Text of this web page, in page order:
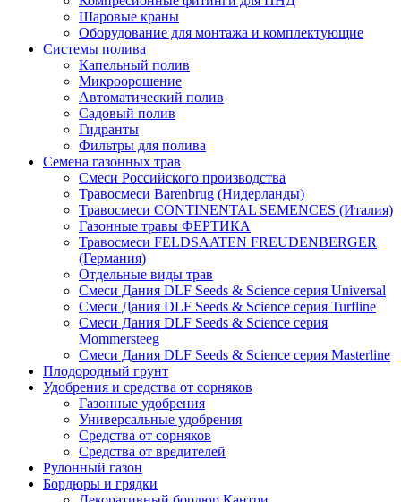
Шаровые краны
Оборудование для монтажа и комплектующие
Системы полива
Капельный полив
Микроорошение
Автоматический полив
Садовый полив
Гидранты
Фильтры для полива
Семена газонных трав
Смеси Российского производства
Травосмеси Barenbrug (Нидерланды)
Травосмеси CONTINENTAL SEMENCES (Италия)
Газонные травы ФЕРТИКА
Травосмеси FELDSAATEN FREUDENBERGER
(Германия)
Отдельные виды трав
Смеси Дания DLF Seeds & Sciеnce серия Universal
Смеси Дания DLF Seeds & Sciеnce серия Turfline
Смеси Дания DLF Seeds & Sciеnce серия
Mommersteeg
Смеси Дания DLF Seeds & Sciеnce серия Masterline
Плодородный грунт
Удобрения и средства от сорняков
Газонные удобрения
Универсальные удобрения
Средства от сорняков
Средства от вредителей
Рулонный газон
Бордюры и грядки